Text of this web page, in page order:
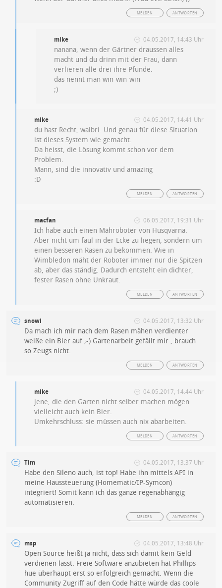
ANTWORTEN
MELDEN
mike 04.05.2017, 14:43 Uhr
nanana, wenn der Gärtner draussen alles
macht und du drinn mit der Frau, dann
verlieren alle drei ihre Pfunde.
das nennt man win-win-win
;)
mike 04.05.2017, 14:41 Uhr
du hast Recht, walbri. Und genau für diese Situation
ist dieses System wie gemacht.
Da heisst, die Lösung kommt schon vor dem
Problem.
Mann, sind die innovativ und amazing
:D
ANTWORTEN
MELDEN
macfan 06.05.2017, 19:31 Uhr
Ich habe auch einen Mähroboter von Husqvarna.
Aber nicht um faul in der Ecke zu liegen, sondern um
einen besseren Rasen zu bekommen. Wie in
Wimbledon mäht der Roboter immer nur die Spitzen
ab, aber das ständig. Dadurch entsteht ein dichter,
fester Rasen ohne Unkraut.
ANTWORTEN
MELDEN
snowi 04.05.2017, 13:32 Uhr
Da mach ich mir nach dem Rasen mähen verdienter
weiße ein Bier auf ;-) Gartenarbeit gefällt mir , brauch
so Zeugs nicht.
ANTWORTEN
MELDEN
mike 04.05.2017, 14:44 Uhr
jene, die den Garten nicht selber machen mögen
vielleicht auch kein Bier.
Umkehrschluss: sie müssen auch nix abarbeiten.
ANTWORTEN
MELDEN
Tim 04.05.2017, 13:37 Uhr
Habe den Sileno auch, ist top! Habe ihn mittels API in
meine Haussteuerung (Homematic/IP-Symcon)
integriert! Somit kann ich das ganze regenabhängig
automatisieren.
ANTWORTEN
MELDEN
msp 04.05.2017, 13:48 Uhr
Open Source heißt ja nicht, dass sich damit kein Geld
verdienen lässt. Freie Software anzubieten hat Phillips
hue überhaupt erst so erfolgreich gemacht. Wenn die
Community Zugriff auf den Code hätte würde das coole